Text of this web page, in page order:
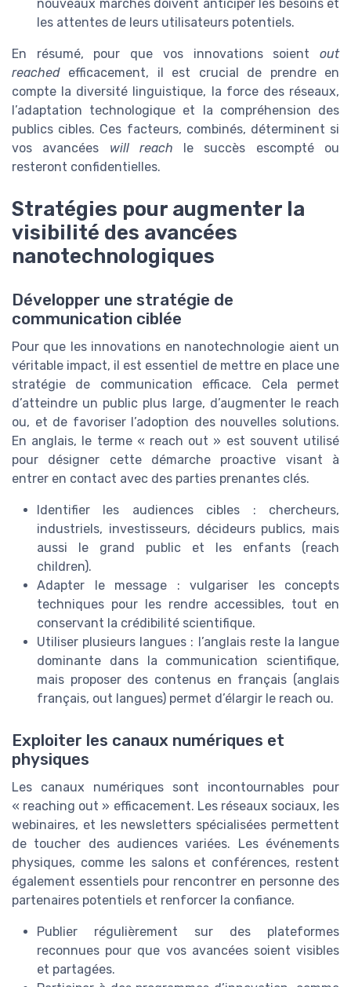
nouveaux marchés doivent anticiper les besoins et
les attentes de leurs utilisateurs potentiels.
En résumé, pour que vos innovations soient out
reached efficacement, il est crucial de prendre en
compte la diversité linguistique, la force des réseaux,
l’adaptation technologique et la compréhension des
publics cibles. Ces facteurs, combinés, déterminent si
vos avancées will reach le succès escompté ou
resteront confidentielles.
Stratégies pour augmenter la
visibilité des avancées
nanotechnologiques
Développer une stratégie de
communication ciblée
Pour que les innovations en nanotechnologie aient un
véritable impact, il est essentiel de mettre en place une
stratégie de communication efficace. Cela permet
d’atteindre un public plus large, d’augmenter le reach
ou, et de favoriser l’adoption des nouvelles solutions.
En anglais, le terme « reach out » est souvent utilisé
pour désigner cette démarche proactive visant à
entrer en contact avec des parties prenantes clés.
Identifier les audiences cibles : chercheurs,
industriels, investisseurs, décideurs publics, mais
aussi le grand public et les enfants (reach
children).
Adapter le message : vulgariser les concepts
techniques pour les rendre accessibles, tout en
conservant la crédibilité scientifique.
Utiliser plusieurs langues : l’anglais reste la langue
dominante dans la communication scientifique,
mais proposer des contenus en français (anglais
français, out langues) permet d’élargir le reach ou.
Exploiter les canaux numériques et
physiques
Les canaux numériques sont incontournables pour
« reaching out » efficacement. Les réseaux sociaux, les
webinaires, et les newsletters spécialisées permettent
de toucher des audiences variées. Les événements
physiques, comme les salons et conférences, restent
également essentiels pour rencontrer en personne des
partenaires potentiels et renforcer la confiance.
Publier régulièrement sur des plateformes
reconnues pour que vos avancées soient visibles
et partagées.